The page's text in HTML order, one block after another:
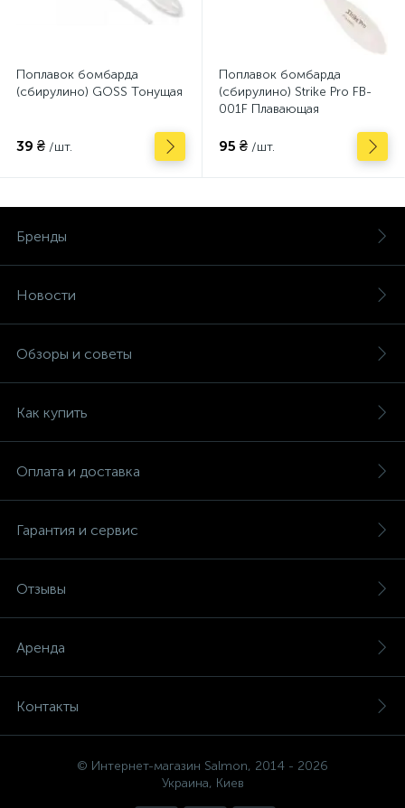
Поплавок бомбарда
(сбирулино) GOSS Тонущая
39 ₴ /шт.
Поплавок бомбарда
(сбирулино) Strike Pro FB-
001F Плавающая
95 ₴ /шт.
Бренды
Новости
Обзоры и советы
Как купить
Оплата и доставка
Гарантия и сервис
Отзывы
Аренда
Контакты
© Интернет-магазин Salmon, 2014 - 2026
Украина, Киев